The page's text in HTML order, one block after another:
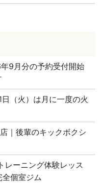
9月分の予約受付開始
日（火）は月に一度の火
｜後輩のキックボクシ
レーニング体験レッス
個室ジム